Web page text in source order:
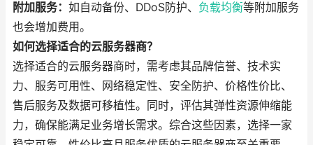
附加服务： 如自动备份、DDoS防护、 负载均衡等附加服务
也会增加费用。
如何选择适合的云服务器商？
选择适合的云服务器商时，需考虑其品牌信誉、技术实
力、服务可用性、网络稳定性、安全防护、价格性价比、
售后服务及数据可移植性。同时，评估其弹性资源伸缩能
力，确保能满足业务增长需求。综合这些因素，选择一家